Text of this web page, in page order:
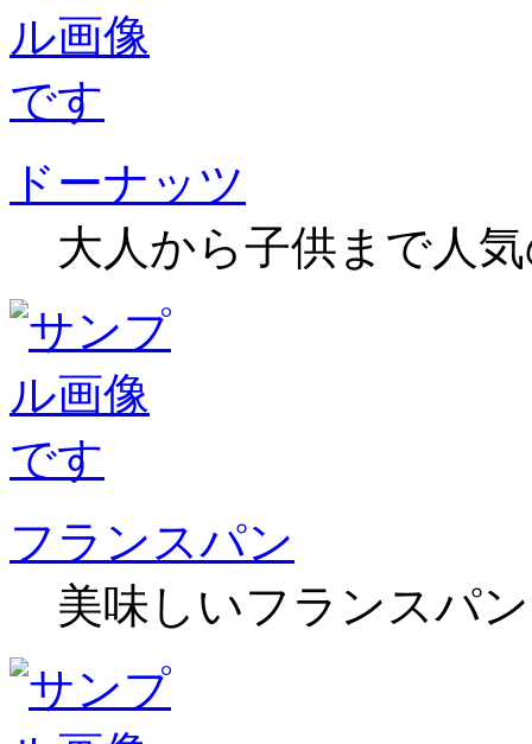
ドーナッツ
大人から子供まで人
フランスパン
美味しいフランスパ